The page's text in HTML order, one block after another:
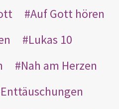
Auf Gott hören
Lukas 10
Nah am Herzen
Enttäuschungen